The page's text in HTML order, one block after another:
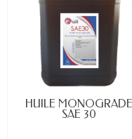
EN STOCK
HUILE MONOGRADE
SAE 30